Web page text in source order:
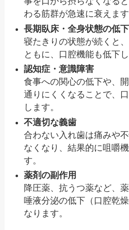
わる筋群が急速に衰えます
長期臥床・全身状態の低下
寝たきりの状態が続くと
ともに、口腔機能も低下し
認知症・意識障害
食事への関心の低下や、
通りにくくなることで、
します。
不適切な義歯
合わない入れ歯は痛みや
なくなり、結果的に咀嚼
す。
薬剤の副作用
降圧薬、抗うつ薬など、
唾液分泌の低下（口腔乾
なります。